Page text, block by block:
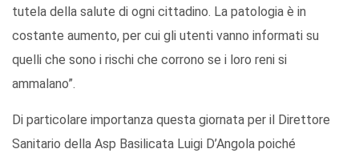
tutela della salute di ogni cittadino. La patologia è in
costante aumento, per cui gli utenti vanno informati su
quelli che sono i rischi che corrono se i loro reni si
ammalano”.
Di particolare importanza questa giornata per il Direttore
Sanitario della Asp Basilicata Luigi D’Angola poiché